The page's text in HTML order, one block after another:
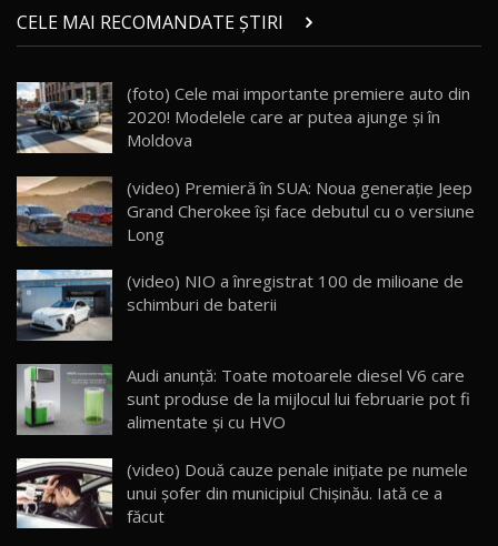
21
Micul BYD Dolphin Surf / Test Drive
AutoBlog.MD
16:59
22
Noua Mazda 6e / Test Drive AutoBlog.MD
26:59
23
Lynk & Co 01 / Test Drive AutoBlog.MD
25:19
24
ZEEKR 009: Cel mai Performant și Confortabil
Van Electric Testat în Moldova / AutoBlog.MD
26:38
25
mai Exclusiv și Puternic Defender Testat în
Moldova
32:21
26
AutoBlog.MD
10:57
CELE MAI RECOMANDATE ȘTIRI
(foto) Cele mai importante premiere auto din
2020! Modelele care ar putea ajunge și în
Moldova
(video) Premieră în SUA: Noua generaţie Jeep
Grand Cherokee îşi face debutul cu o versiune
Long
(video) NIO a înregistrat 100 de milioane de
schimburi de baterii
Audi anunţă: Toate motoarele diesel V6 care
sunt produse de la mijlocul lui februarie pot fi
alimentate şi cu HVO
(video) Două cauze penale iniţiate pe numele
unui şofer din municipiul Chişinău. Iată ce a
făcut